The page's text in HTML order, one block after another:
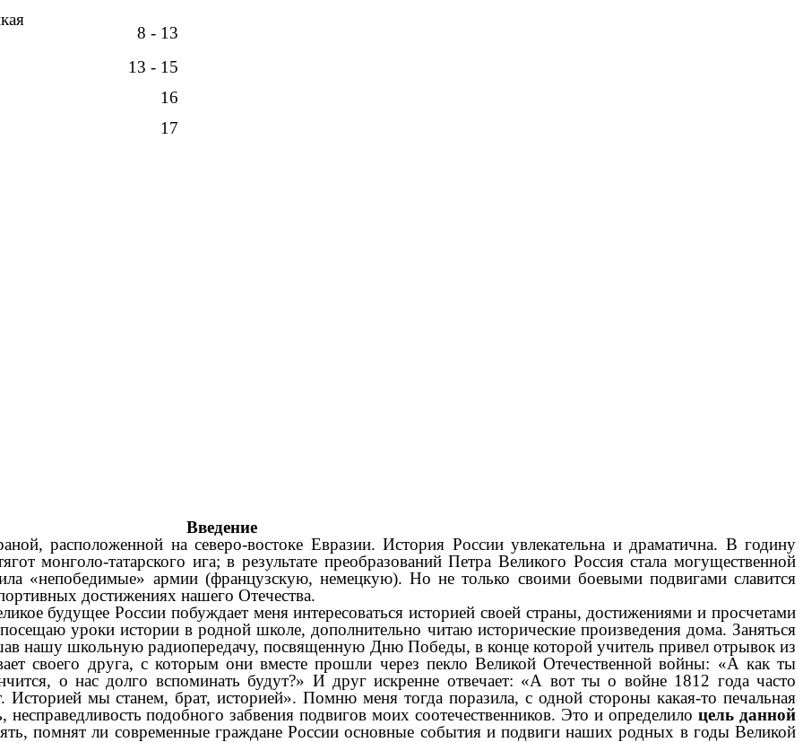
8 - 13
13 - 15
16
17
Введение
расположенной на северо-востоке Евразии. История России увлекательна и драматична. В годину
монголо-татарского ига; в результате преобразований Петра Великого Россия стала могущественной
«непобедимые» армии (французскую, немецкую). Но не только своими боевыми подвигами славится
достижениях нашего Отечества.
будущее России побуждает меня интересоваться историей своей страны, достижениями и просчетами
уроки истории в родной школе, дополнительно читаю исторические произведения дома. Заняться
нашу школьную радиопередачу, посвященную Дню Победы, в конце которой учитель привел отрывок из
своего друга, с которым они вместе прошли через пекло Великой Отечественной войны: «А как ты
о нас долго вспоминать будут?» И друг искренне отвечает: «А вот ты о войне 1812 года часто
мы станем, брат, историей». Помню меня тогда поразила, с одной стороны какая-то печальная
подобного забвения подвигов моих соотечественников. Это и определилоцель данной
помнят ли современные граждане России основные события и подвиги наших родных в годы Великой